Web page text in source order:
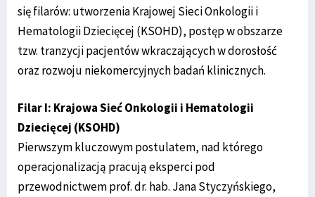
się filarów: utworzenia Krajowej Sieci Onkologii i
Hematologii Dziecięcej (KSOHD), postęp w obszarze
tzw. tranzycji pacjentów wkraczających w dorosłość
oraz rozwoju niekomercyjnych badań klinicznych.
Filar I: Krajowa Sieć Onkologii i Hematologii
Dziecięcej (KSOHD)
Pierwszym kluczowym postulatem, nad którego
operacjonalizacją pracują eksperci pod
przewodnictwem prof. dr. hab. Jana Styczyńskiego,